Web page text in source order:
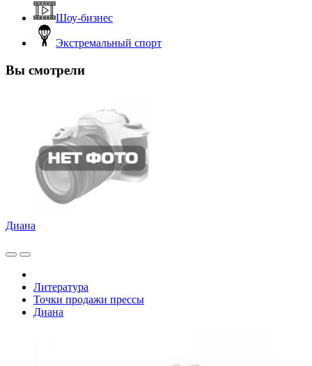
Шоу-бизнес
Экстремальный спорт
Вы смотрели
Диана
Литература
Точки продажи прессы
Диана